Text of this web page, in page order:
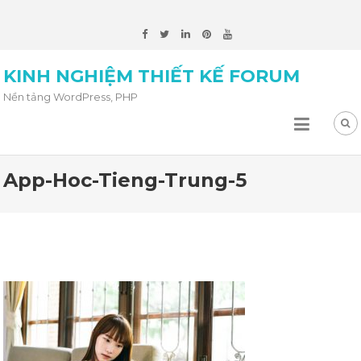
KINH NGHIỆM THIẾT KẾ FORUM
Nền tảng WordPress, PHP
App-Hoc-Tieng-Trung-5